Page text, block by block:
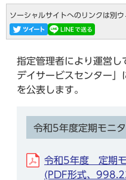
ソーシャルサイトへのリンクは別
指定管理者により運営し
デイサービスセンター
を公表します。
令和5年度定期モニ
令和5年度 定期モ
(PDF形式、